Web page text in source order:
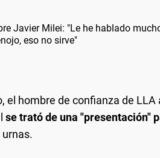
Javier Milei: "Le he hablado
eso no sirve"
el hombre de confianza de
se trató de una "presentación"